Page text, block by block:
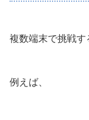
複数端末で挑戦す
例えば、